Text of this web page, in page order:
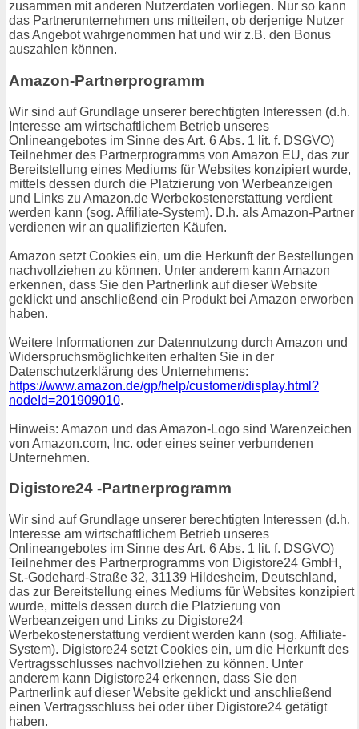
zusammen mit anderen Nutzerdaten vorliegen. Nur so kann
das Partnerunternehmen uns mitteilen, ob derjenige Nutzer
das Angebot wahrgenommen hat und wir z.B. den Bonus
auszahlen können.
Amazon-Partnerprogramm
Wir sind auf Grundlage unserer berechtigten Interessen (d.h.
Interesse am wirtschaftlichem Betrieb unseres
Onlineangebotes im Sinne des Art. 6 Abs. 1 lit. f. DSGVO)
Teilnehmer des Partnerprogramms von Amazon EU, das zur
Bereitstellung eines Mediums für Websites konzipiert wurde,
mittels dessen durch die Platzierung von Werbeanzeigen
und Links zu Amazon.de Werbekostenerstattung verdient
werden kann (sog. Affiliate-System). D.h. als Amazon-Partner
verdienen wir an qualifizierten Käufen.
Amazon setzt Cookies ein, um die Herkunft der Bestellungen
nachvollziehen zu können. Unter anderem kann Amazon
erkennen, dass Sie den Partnerlink auf dieser Website
geklickt und anschließend ein Produkt bei Amazon erworben
haben.
Weitere Informationen zur Datennutzung durch Amazon und
Widerspruchsmöglichkeiten erhalten Sie in der
Datenschutzerklärung des Unternehmens:
https://www.amazon.de/gp/help/customer/display.html?
nodeId=201909010.
Hinweis: Amazon und das Amazon-Logo sind Warenzeichen
von Amazon.com, Inc. oder eines seiner verbundenen
Unternehmen.
Digistore24 -Partnerprogramm
Wir sind auf Grundlage unserer berechtigten Interessen (d.h.
Interesse am wirtschaftlichem Betrieb unseres
Onlineangebotes im Sinne des Art. 6 Abs. 1 lit. f. DSGVO)
Teilnehmer des Partnerprogramms von Digistore24 GmbH,
St.-Godehard-Straße 32, 31139 Hildesheim, Deutschland,
das zur Bereitstellung eines Mediums für Websites konzipiert
wurde, mittels dessen durch die Platzierung von
Werbeanzeigen und Links zu Digistore24
Werbekostenerstattung verdient werden kann (sog. Affiliate-
System). Digistore24 setzt Cookies ein, um die Herkunft des
Vertragsschlusses nachvollziehen zu können. Unter
anderem kann Digistore24 erkennen, dass Sie den
Partnerlink auf dieser Website geklickt und anschließend
einen Vertragsschluss bei oder über Digistore24 getätigt
haben.